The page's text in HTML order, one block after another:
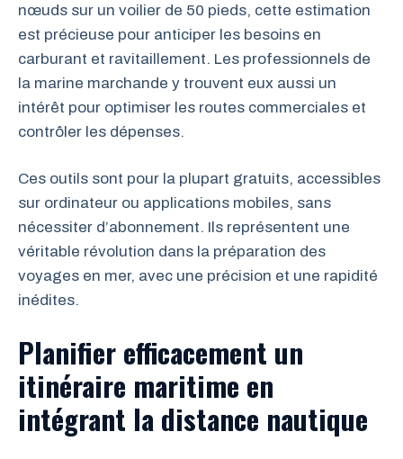
nœuds sur un voilier de 50 pieds, cette estimation
est précieuse pour anticiper les besoins en
carburant et ravitaillement. Les professionnels de
la marine marchande y trouvent eux aussi un
intérêt pour optimiser les routes commerciales et
contrôler les dépenses.
Ces outils sont pour la plupart gratuits, accessibles
sur ordinateur ou applications mobiles, sans
nécessiter d’abonnement. Ils représentent une
véritable révolution dans la préparation des
voyages en mer, avec une précision et une rapidité
inédites.
Planifier efficacement un
itinéraire maritime en
intégrant la distance nautique